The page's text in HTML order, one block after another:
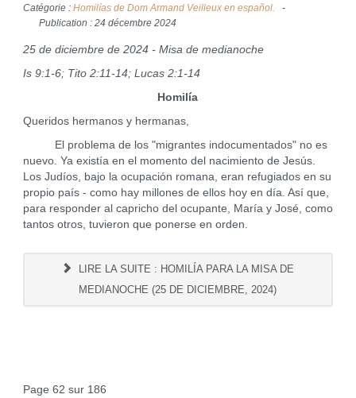
Catégorie : Homilías de Dom Armand Veilleux en español.
Publication : 24 décembre 2024
25 de diciembre de 2024 - Misa de medianoche
Is 9:1-6; Tito 2:11-14; Lucas 2:1-14
Homilía
Queridos hermanos y hermanas,
El problema de los "migrantes indocumentados" no es
nuevo. Ya existía en el momento del nacimiento de Jesús.
Los Judíos, bajo la ocupación romana, eran refugiados en su
propio país - como hay millones de ellos hoy en día. Así que,
para responder al capricho del ocupante, María y José, como
tantos otros, tuvieron que ponerse en orden.
LIRE LA SUITE : HOMILÍA PARA LA MISA DE
MEDIANOCHE (25 DE DICIEMBRE, 2024)
Page 62 sur 186